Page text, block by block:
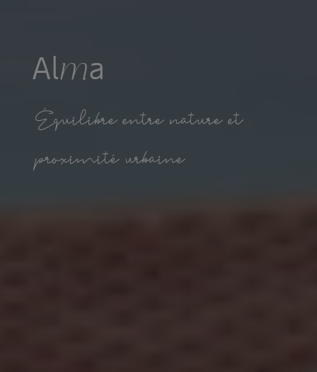
Alma
Équilibreentrenatureet
proximitéurbaine